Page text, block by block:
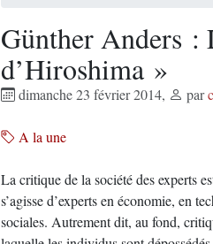
Günther Anders :
d’Hiroshima »
dimanche 23 février 2014, par
A la une
La critique de la société des experts
s’agisse d’experts en économie, en
sociales. Autrement dit, au fond,